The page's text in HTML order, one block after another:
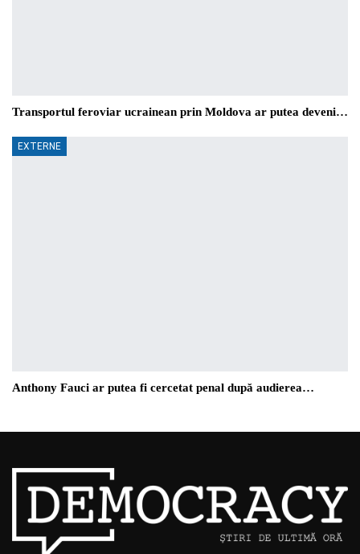
Transportul feroviar ucrainean prin Moldova ar putea deveni…
EXTERNE
Anthony Fauci ar putea fi cercetat penal după audierea…